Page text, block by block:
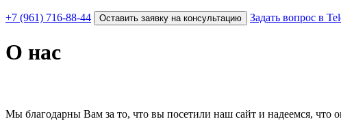
+7 (961) 716-88-44 Оставить заявку на консультацию Задать вопрос в
О нас
Мы благодарны Вам за то, что вы посетили наш сайт и надеемся, что